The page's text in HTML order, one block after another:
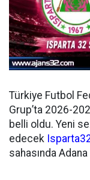
Türkiye Futbol
Grup’ta 2026-
belli oldu. Yeni
edecek
sahasında